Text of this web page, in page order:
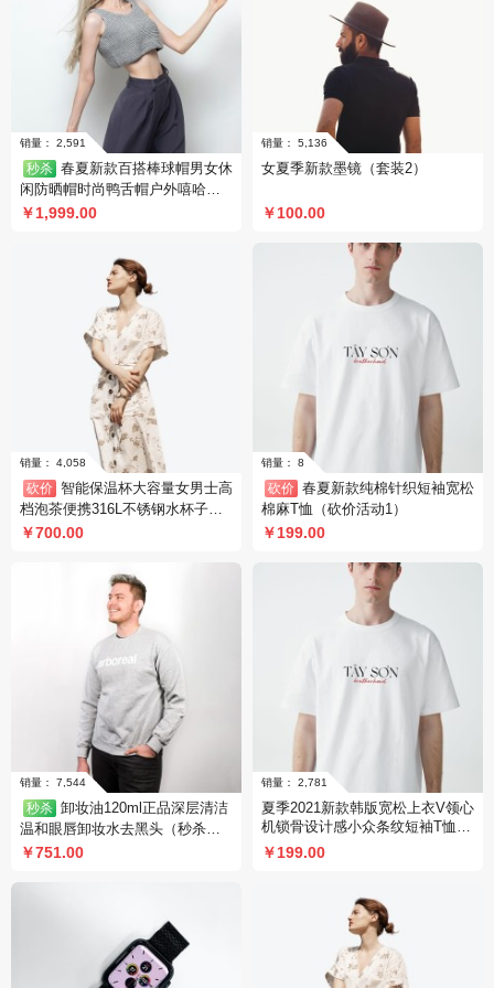
秒杀
闲防晒帽时尚鸭舌帽户外嘻哈帽
（秒杀活动3）
￥1,999.00
销量： 5,136
女夏季新款墨镜（套装2）
￥100.00
销量： 4,058
砍价
档泡茶便携316L不锈钢水杯子
（砍价活动3）
￥700.00
砍价
棉麻T恤（砍价活动1）
￥199.00
秒杀
温和眼唇卸妆水去黑头（秒杀活
动1）
￥751.00
夏季2021新款韩版宽松上衣V领心
机锁骨设计感小众条纹短袖T恤女
- 红色/S
￥199.00